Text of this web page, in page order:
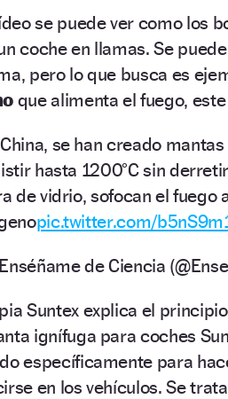
se puede ver como los
coche en llamas. Se
pero lo que busca es
que alimenta el fuego,
se han creado
hasta 1200°C sin
de vidrio, sofocan el fuego
pic.twitter.com/
de Ciencia
Suntex explica el
ignífuga para coches
específicamente para
en los vehículos. Se